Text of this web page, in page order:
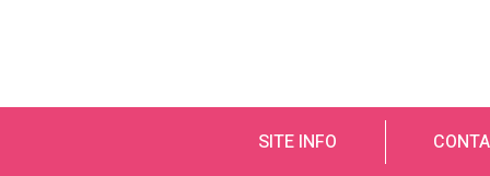
SITE INFO